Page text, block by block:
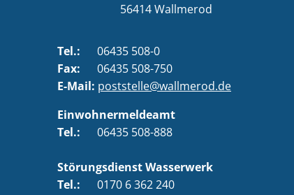
56414Wallmerod
Tel.:
06435 508-0
Fax: 06435 508-750
E-Mail: poststelle@wallmerod.de
Einwohnermeldeamt
Tel.: 06435 508-888
Störungsdienst Wasserwerk
Tel.: 0170 6 362 240